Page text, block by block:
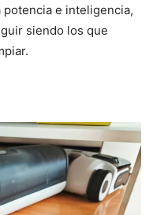
potencia e inteligencia,
siendo los que